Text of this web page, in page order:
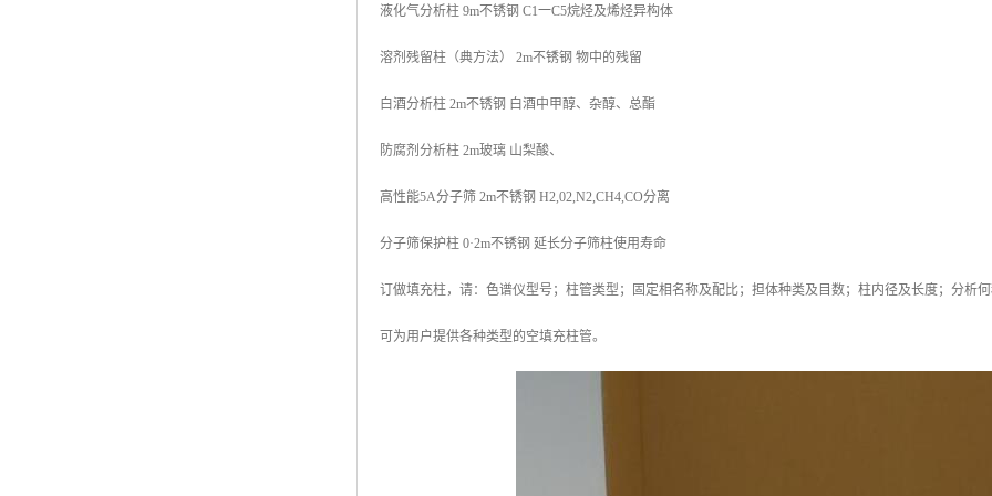
液化气分析柱 9m不锈钢 C1一C5烷烃及烯烃异构体
溶剂残留柱（典方法） 2m不锈钢 物中的残留
白酒分析柱 2m不锈钢 白酒中甲醇、杂醇、总酯
防腐剂分析柱 2m玻璃 山梨酸、
高性能5A分子筛 2m不锈钢 H2,02,N2,CH4,CO分离
分子筛保护柱 0·2m不锈钢 延长分子筛柱使用寿命
订做填充柱，请：色谱仪型号；柱管类型；固定相名称及配比；担体种类及目数；柱内径及长度；分析
可为用户提供各种类型的空填充柱管。